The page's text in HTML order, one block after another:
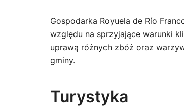
Gospodarka Royuela de Río
względu na sprzyjające warunki
uprawą różnych zbóż oraz
gminy.
Turystyka